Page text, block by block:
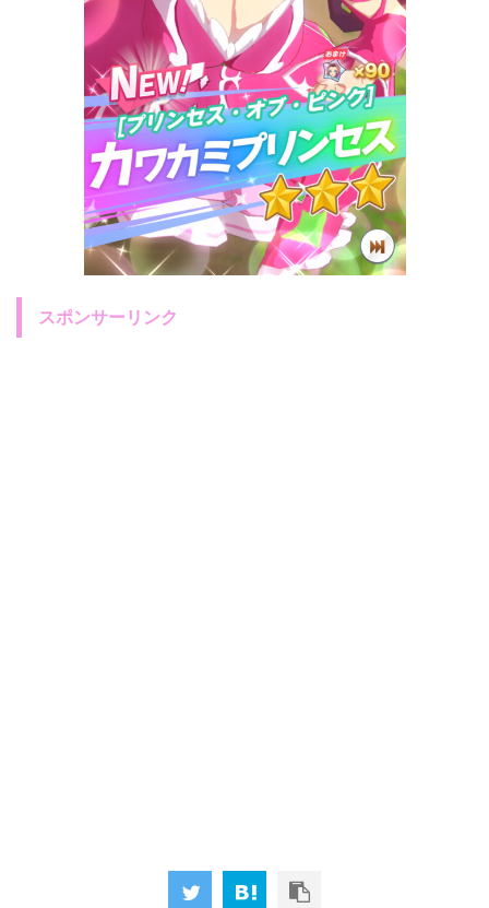
スポンサーリンク